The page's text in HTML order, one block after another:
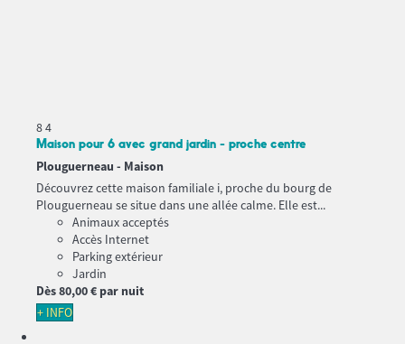
84
Maison pour 6 avec grand jardin - proche centre
Plouguerneau - Maison
Découvrez cette maison familiale i, proche du bourg de
Plouguerneau se situe dans une allée calme. Elle est...
Animaux acceptés
Accès Internet
Parking extérieur
Jardin
Dès80,00 € par nuit
+ INFO